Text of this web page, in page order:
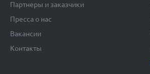
Партнеры и заказчики
Пресса о нас
Вакансии
Контакты